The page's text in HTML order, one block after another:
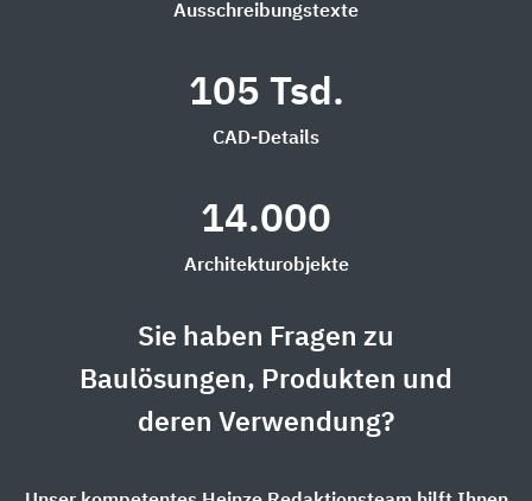
Ausschreibungstexte
105 Tsd.
CAD-Details
14.000
Architekturobjekte
Sie haben Fragen zu
Baulösungen, Produkten und
deren Verwendung?